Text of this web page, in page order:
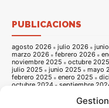
PUBLICACIONS
agosto 2026 julio 2026
marzo 2026
febrero 2026
noviembre 2025
octubre 2025
julio 2025
junio 2025 mayo
febrero 2025
enero 2025
octubre 2024
septiembre
noviembre